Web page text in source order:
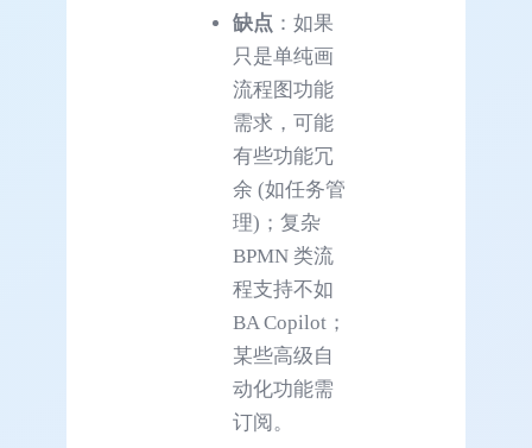
缺点 ：如果
只是单纯画
流程图功能
需求，可能
有些功能冗
余 (如任务管
理)；复杂
BPMN 类流
程支持不如
BA Copilot；
某些高级自
动化功能需
订阅。